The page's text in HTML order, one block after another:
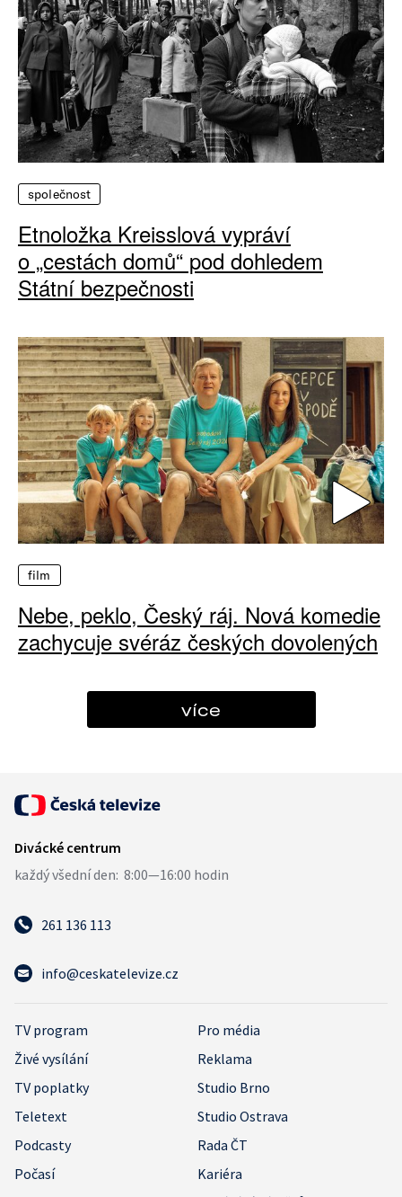
společnost
Etnoložka Kreisslová vypráví
o „cestách domů“ pod dohledem
Státní bezpečnosti
film
Nebe, peklo, Český ráj. Nová komedie
zachycuje svéráz českých dovolených
více
261 136 113
info@ceskatelevize.cz
TV program
Pro média
Živé vysílání
Reklama
TV poplatky
Studio Brno
Teletext
Studio Ostrava
Podcasty
Rada ČT
Počasí
Kariéra